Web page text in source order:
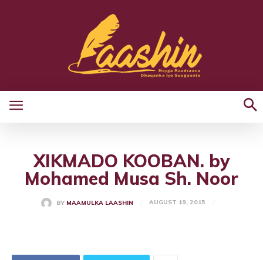
XIKMADO KOOBAN. by
Mohamed Musa Sh. Noor
BY MAAMULKA LAASHIN AUGUST 19, 2015